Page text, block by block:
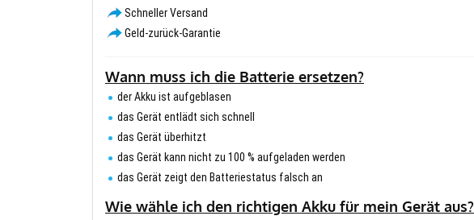
Schneller Versand
Geld-zurück-Garantie
Wann muss ich die Batterie ersetzen?
der Akku ist aufgeblasen
das Gerät entlädt sich schnell
das Gerät überhitzt
das Gerät kann nicht zu 100 % aufgeladen werden
das Gerät zeigt den Batteriestatus falsch an
Wie wähle ich den richtigen Akku für mein Gerät aus?